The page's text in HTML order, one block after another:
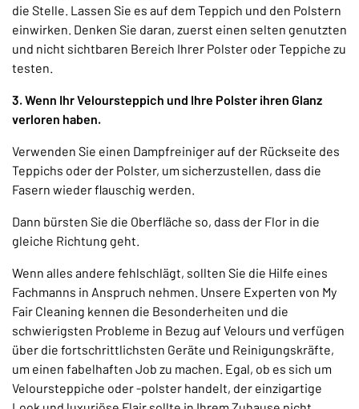
die Stelle. Lassen Sie es auf dem Teppich und den Polstern
einwirken. Denken Sie daran, zuerst einen selten genutzten
und nicht sichtbaren Bereich Ihrer Polster oder Teppiche zu
testen.
3. Wenn Ihr Veloursteppich und Ihre Polster ihren Glanz
verloren haben.
Verwenden Sie einen Dampfreiniger auf der Rückseite des
Teppichs oder der Polster, um sicherzustellen, dass die
Fasern wieder flauschig werden.
Dann bürsten Sie die Oberfläche so, dass der Flor in die
gleiche Richtung geht.
Wenn alles andere fehlschlägt, sollten Sie die Hilfe eines
Fachmanns in Anspruch nehmen. Unsere Experten von My
Fair Cleaning kennen die Besonderheiten und die
schwierigsten Probleme in Bezug auf Velours und verfügen
über die fortschrittlichsten Geräte und Reinigungskräfte,
um einen fabelhaften Job zu machen. Egal, ob es sich um
Veloursteppiche oder -polster handelt, der einzigartige